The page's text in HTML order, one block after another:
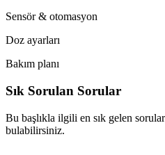
Sensör & otomasyon
Doz ayarları
Bakım planı
Sık Sorulan Sorular
Bu başlıkla ilgili en sık gelen
bulabilirsiniz.